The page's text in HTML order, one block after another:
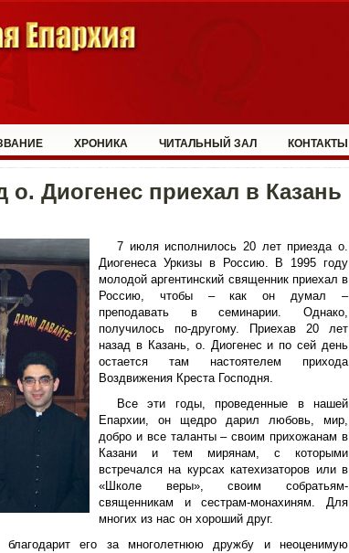
ХРОНИКА ЧИТАЛЬНЫЙ ЗАЛ КОНТАКТЫ
о. Диогенес приехал в Казань
7 июля исполнилось 20 лет приезда о.
Диогенеса Уркизы в Россию. В 1995 году
молодой аргентинский священник приехал в
Россию, чтобы – как он думал –
преподавать в семинарии. Однако,
получилось по-другому. Приехав 20 лет
назад в Казань, о. Диогенес и по сей день
остается там настоятелем прихода
Воздвижения Креста Господня.
Все эти годы, проведенные в нашей
Епархии, он щедро дарил любовь, мир,
добро и все таланты – своим прихожанам в
Казани и тем мирянам, с которыми
встречался на курсах катехизаторов или в
«Школе веры», своим собратьям-
священникам и сестрам-монахиням. Для
многих из нас он хороший друг.
благодарит его за многолетнюю дружбу и неоценимую